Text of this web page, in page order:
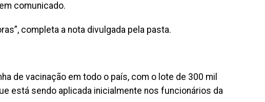
comunicado.
completa a nota divulgada pela pasta.
de vacinação em todo o país, com o lote de 300 mil
está sendo aplicada inicialmente nos funcionários da